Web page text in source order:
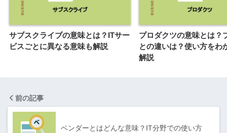
サブスクライブの意味とは？ITサー
ビスごとに異なる意味も解説
プロダクツの意味とは？
との違いは？使い方をわ
解説
前の記事
ベンダーとはどんな意味？IT分野での使い方